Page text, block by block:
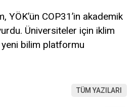
YÖK’ün COP31’in akademik
Üniversiteler için iklim
yeni bilim platformu
TÜM YAZILARI